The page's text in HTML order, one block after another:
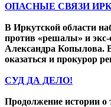
ОПАСНЫЕ СВЯЗИ
В Иркутской области
против «решалы» и экс-
Александра Копылова.
оказаться и прокурор
СУД ДА ДЕЛО!
Продолжение истории о